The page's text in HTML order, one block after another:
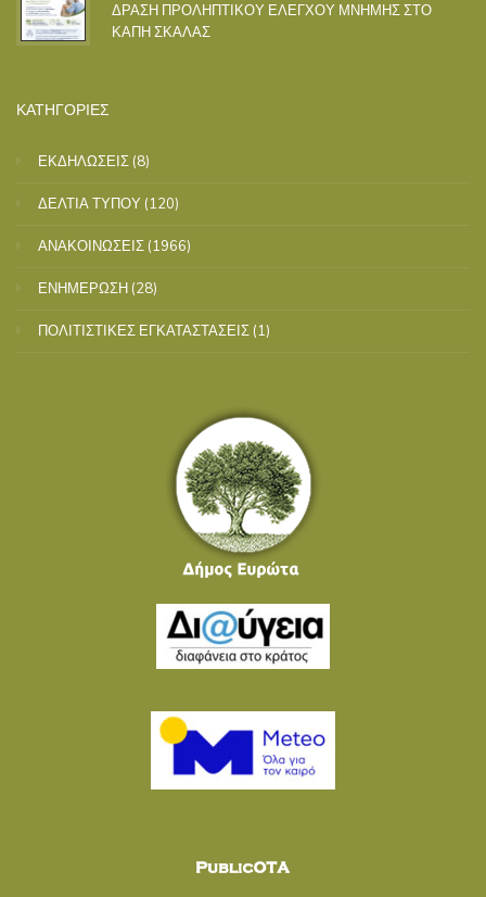
ΔΡΑΣΗ ΠΡΟΛΗΠΤΙΚΟΥ ΕΛΕΓΧΟΥ ΜΝΗΜΗΣ ΣΤΟ
ΚΑΠΗ ΣΚΑΛΑΣ
ΚΑΤΗΓΟΡΙΕΣ
ΕΚΔΗΛΩΣΕΙΣ (8)
ΔΕΛΤΙΑ ΤΥΠΟΥ (120)
ΑΝΑΚΟΙΝΩΣΕΙΣ (1966)
ΕΝΗΜΕΡΩΣΗ (28)
ΠΟΛΙΤΙΣΤΙΚΕΣ ΕΓΚΑΤΑΣΤΑΣΕΙΣ (1)